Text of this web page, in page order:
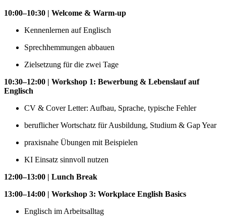
10:00–10:30 | Welcome & Warm-up
Kennenlernen auf Englisch
Sprechhemmungen abbauen
Zielsetzung für die zwei Tage
10:30–12:00 | Workshop 1: Bewerbung & Lebenslauf auf
Englisch
CV & Cover Letter: Aufbau, Sprache, typische Fehler
beruflicher Wortschatz für Ausbildung, Studium & Gap Year
praxisnahe Übungen mit Beispielen
KI Einsatz sinnvoll nutzen
12:00–13:00 | Lunch Break
13:00–14:00 | Workshop 3: Workplace English Basics
Englisch im Arbeitsalltag